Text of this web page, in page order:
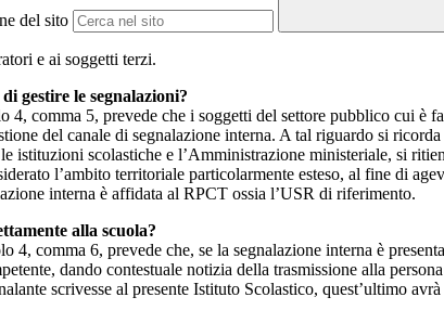
del sito
e ai soggetti terzi.
gestire le segnalazioni?
4, comma 5, prevede che i soggetti del settore pubblico cui è
del canale di segnalazione interna. A tal riguardo si
istituzioni scolastiche e l’Amministrazione ministeriale, si
l’ambito territoriale particolarmente esteso, al fine di
interna è affidata al RPCT ossia l’USR di riferimento.
alla scuola?
4, comma 6, prevede che, se la segnalazione interna è
dando contestuale notizia della trasmissione alla
scrivesse al presente Istituto Scolastico, quest’ultimo